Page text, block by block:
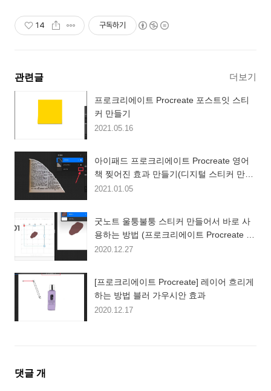
14 구독하기
관련글 더보기
프로크리에이트 Procreate 포스트잇 스티
커 만들기
2021.05.16
아이패드 프로크리에이트 Procreate 영어
책 찢어진 효과 만들기(디지털 스티커 만들
기)
2021.01.05
굿노트 울퉁불퉁 스티커 만들어서 바로 사
용하는 방법 (프로크리에이트 Procreate 기
초강좌)
2020.12.27
[프로크리에이트 Procreate] 레이어 흐리게
하는 방법 블러 가우시안 효과
2020.12.17
댓
댓글 개